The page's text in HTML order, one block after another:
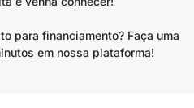
para financiamento? Faça uma
em nossa plataforma!